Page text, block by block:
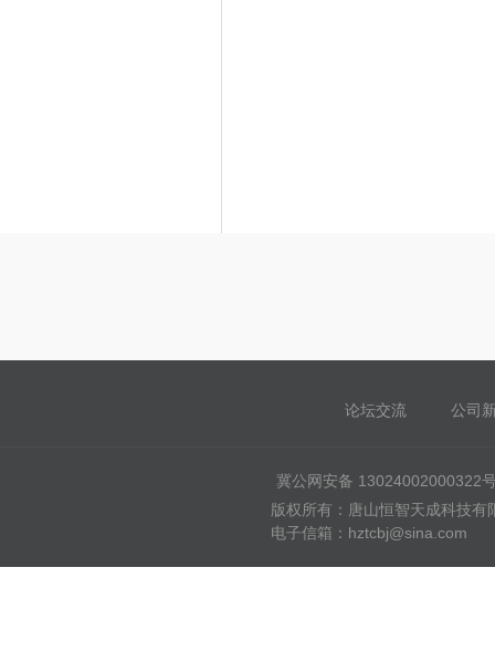
论坛交流 公司
冀公网安备 13024002000322
版权所有：唐山恒智天成科技
电子信箱：hztcbj@sina.com